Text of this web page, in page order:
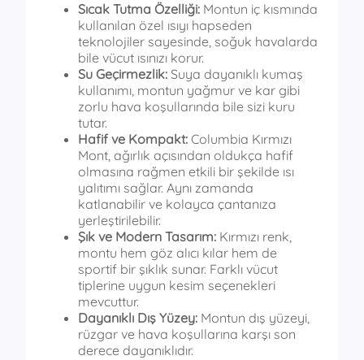
Sıcak Tutma Özelliği: Montun iç kısmında
kullanılan özel ısıyı hapseden
teknolojiler sayesinde, soğuk havalarda
bile vücut ısınızı korur.
Su Geçirmezlik: Suya dayanıklı kumaş
kullanımı, montun yağmur ve kar gibi
zorlu hava koşullarında bile sizi kuru
tutar.
Hafif ve Kompakt: Columbia Kırmızı
Mont, ağırlık açısından oldukça hafif
olmasına rağmen etkili bir şekilde ısı
yalıtımı sağlar. Aynı zamanda
katlanabilir ve kolayca çantanıza
yerleştirilebilir.
Şık ve Modern Tasarım: Kırmızı renk,
montu hem göz alıcı kılar hem de
sportif bir şıklık sunar. Farklı vücut
tiplerine uygun kesim seçenekleri
mevcuttur.
Dayanıklı Dış Yüzey: Montun dış yüzeyi,
rüzgar ve hava koşullarına karşı son
derece dayanıklıdır.